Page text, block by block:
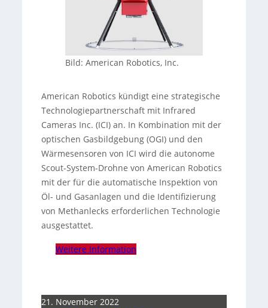
Bild: American Robotics, Inc.
American Robotics kündigt eine strategische
Technologiepartnerschaft mit Infrared
Cameras Inc. (ICI) an. In Kombination mit der
optischen Gasbildgebung (OGI) und den
Wärmesensoren von ICI wird die autonome
Scout-System-Drohne von American Robotics
mit der für die automatische Inspektion von
Öl- und Gasanlagen und die Identifizierung
von Methanlecks erforderlichen Technologie
ausgestattet.
Weitere Information
21. November 2022